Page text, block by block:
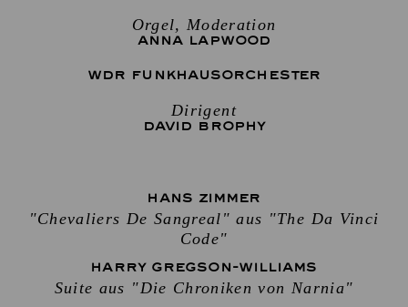
Orgel, Moderation
ANNA LAPWOOD
WDR FUNKHAUSORCHESTER
Dirigent
DAVID BROPHY
HANS ZIMMER
"Chevaliers De Sangreal" aus "The Da Vinci
Code"
HARRY GREGSON-WILLIAMS
Suite aus "Die Chroniken von Narnia"